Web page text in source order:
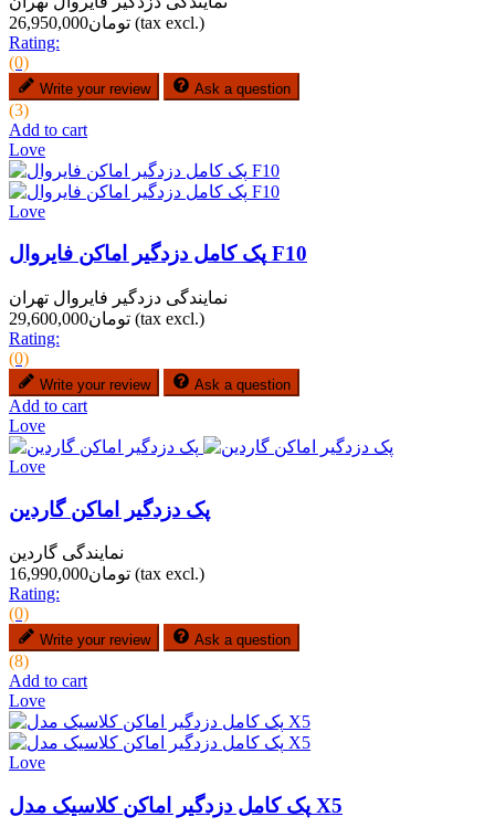
تومان26,950,000 (tax excl.)
Rating:
(0)
Write your review Ask a question
(3)
Add to cart
Love
Love
پک کامل دزدگیر اماکن فایروال F10
نمایندگی دزدگیر فایروال تهران
تومان29,600,000 (tax excl.)
Rating:
(0)
Write your review Ask a question
Add to cart
Love
Love
پک دزدگیر اماکن گاردین
نمایندگی گاردین
تومان16,990,000 (tax excl.)
Rating:
(0)
Write your review Ask a question
(8)
Add to cart
Love
Love
پک کامل دزدگیر اماکن کلاسیک مدل X5